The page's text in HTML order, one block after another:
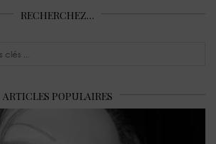
RECHERCHEZ…
ARTICLES POPULAIRES